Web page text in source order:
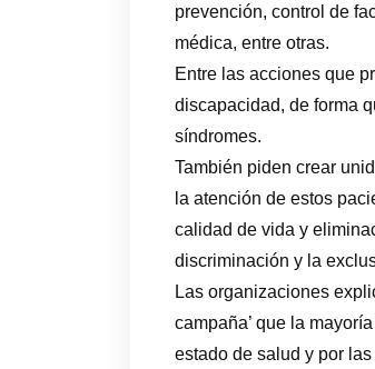
prevención, control de
médica, entre otras.
Entre las acciones que
discapacidad, de forma
síndromes.
También piden crear
la atención de estos
calidad de vida y
discriminación y la
Las organizaciones
campaña’ que la
estado de salud y por